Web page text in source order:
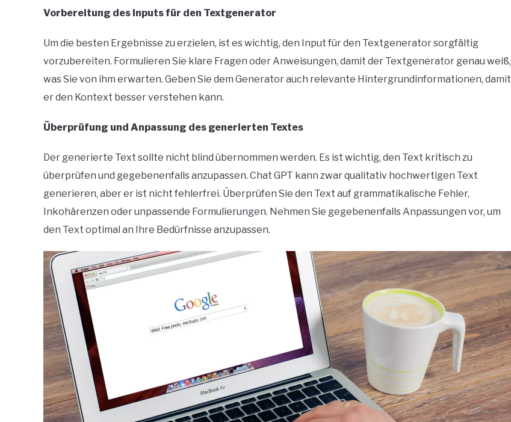
Vorbereitung des Inputs für den Textgenerator
Um die besten Ergebnisse zu erzielen, ist es wichtig, den Input für den Textgenerator sorgfältig
vorzubereiten. Formulieren Sie klare Fragen oder Anweisungen, damit der Textgenerator genau weiß,
was Sie von ihm erwarten. Geben Sie dem Generator auch relevante Hintergrundinformationen, damit
er den Kontext besser verstehen kann.
Überprüfung und Anpassung des generierten Textes
Der generierte Text sollte nicht blind übernommen werden. Es ist wichtig, den Text kritisch zu
überprüfen und gegebenenfalls anzupassen. Chat GPT kann zwar qualitativ hochwertigen Text
generieren, aber er ist nicht fehlerfrei. Überprüfen Sie den Text auf grammatikalische Fehler,
Inkohärenzen oder unpassende Formulierungen. Nehmen Sie gegebenenfalls Anpassungen vor, um
den Text optimal an Ihre Bedürfnisse anzupassen.